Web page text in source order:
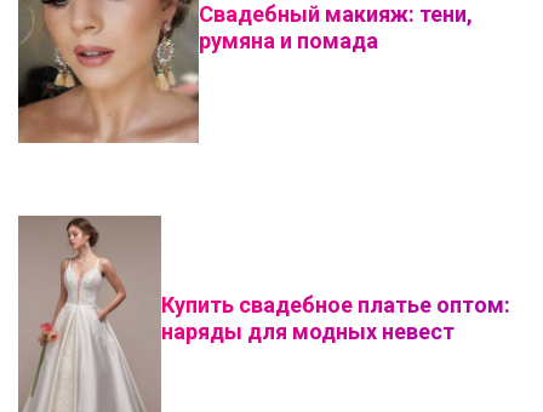
Свадебный макияж: тени,
румяна и помада
Купить свадебное платье оптом:
наряды для модных невест